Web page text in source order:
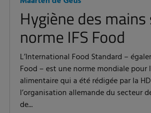
Hygiène des
norme IFS Food
L’International Food Standard –
Food – est une norme mondiale pour
alimentaire qui a été rédigée par la
l’organisation allemande du secteur
de...